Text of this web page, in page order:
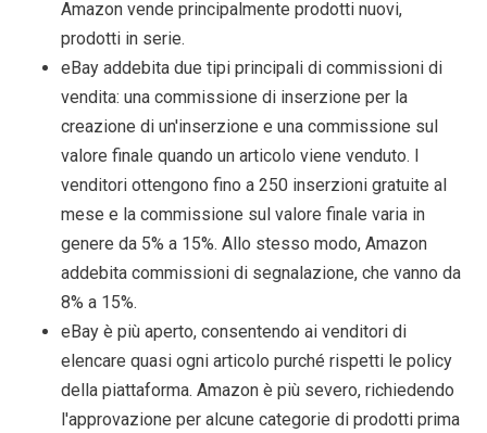
Amazon vende principalmente prodotti nuovi,
prodotti in serie.
eBay addebita due tipi principali di commissioni di
vendita: una commissione di inserzione per la
creazione di un'inserzione e una commissione sul
valore finale quando un articolo viene venduto. I
venditori ottengono fino a 250 inserzioni gratuite al
mese e la commissione sul valore finale varia in
genere da 5% a 15%. Allo stesso modo, Amazon
addebita commissioni di segnalazione, che vanno da
8% a 15%.
eBay è più aperto, consentendo ai venditori di
elencare quasi ogni articolo purché rispetti le policy
della piattaforma. Amazon è più severo, richiedendo
l'approvazione per alcune categorie di prodotti prima